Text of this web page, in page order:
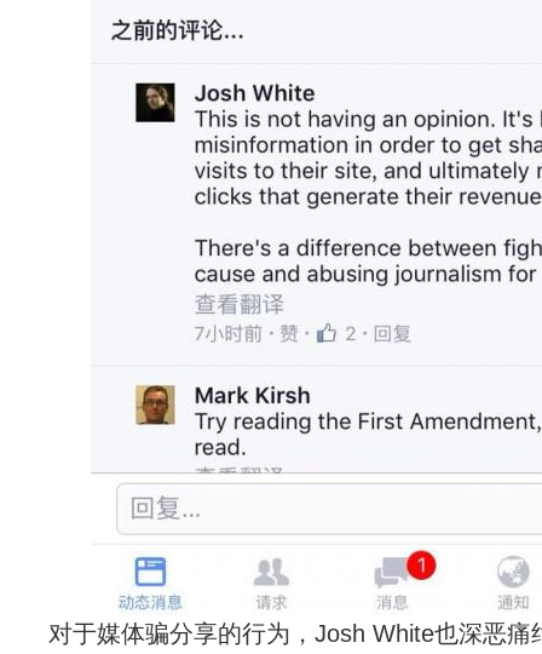
对于媒体骗分享的行为，Josh White也深恶痛